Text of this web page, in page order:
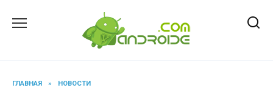
ГЛАВНАЯ » НОВОСТИ